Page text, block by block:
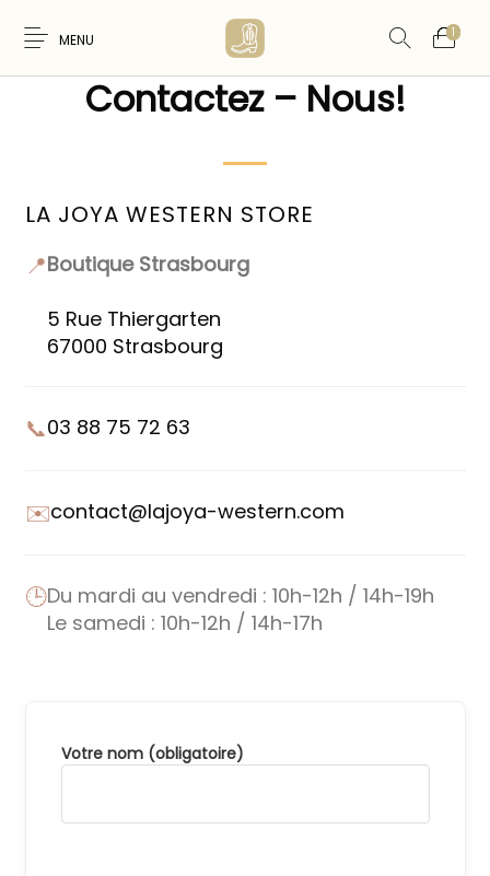
MENU 1
ACCESSOIRES
Contactez – Nous!
LA JOYA WESTERN STORE
📍Boutique Strasbourg
5 Rue Thiergarten
67000 Strasbourg
📞03 88 75 72 63
✉️contact@lajoya-western.com
🕒Du mardi au vendredi : 10h-12h / 14h-19h
Le samedi : 10h-12h / 14h-17h
Votre nom (obligatoire)